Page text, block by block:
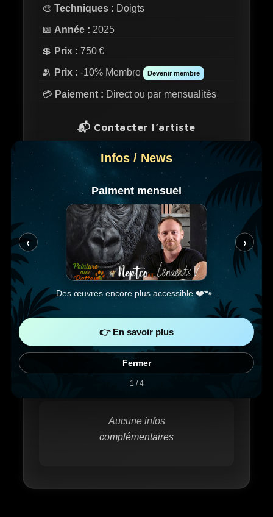
🎨 Techniques : Doigts
📅 Année : 2025
💲 Prix : 750 €
🫂 Prix : -10% Membre Devenir membre
💳 Paiement : Direct ou par mensualités
📬 Contacter l’artiste
💬 Messenger
✉️ E-mail
Peinture aux pattes concept 🐾
20€ reversé à
Aucune infos
complémentaires
Infos / News
‹
Paiment mensuel
Des œuvres encore plus accessible ❤️🐾 .
›
👉 En savoir plus
Fermer
1 / 4